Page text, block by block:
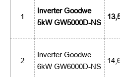
1
Inverter Goodwe
5kW GW5000D-NS
2
Inverter Goodwe
6kW GW6000D-NS